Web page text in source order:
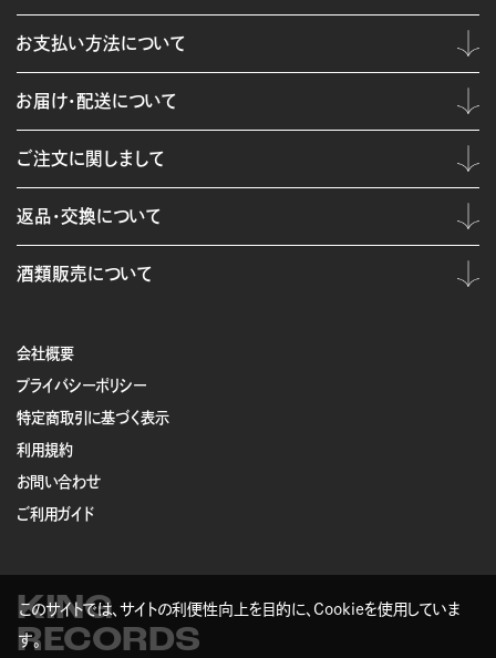
会社概要
プライバシーポリシー
特定商取引に基づく表示
利用規約
お問い合わせ
ご利用ガイド
KING
RECORDS
お支払い方法について
お届け・配送について
ご注文に関しまして
返品・交換について
酒類販売について
このサイトでは、サイトの利便性向上を目的に、Cookieを使用していま
す。